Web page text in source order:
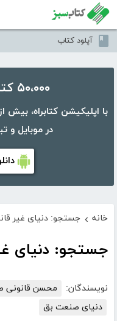
آپلود کتاب
۵۰،۰۰۰ کتاب در موبایل شما
در موبایل و
خانه › جستجو: دنیای غیر
جستجو: دنیای
نویسندگان: محسن قانونی
دنیای صنعت بق